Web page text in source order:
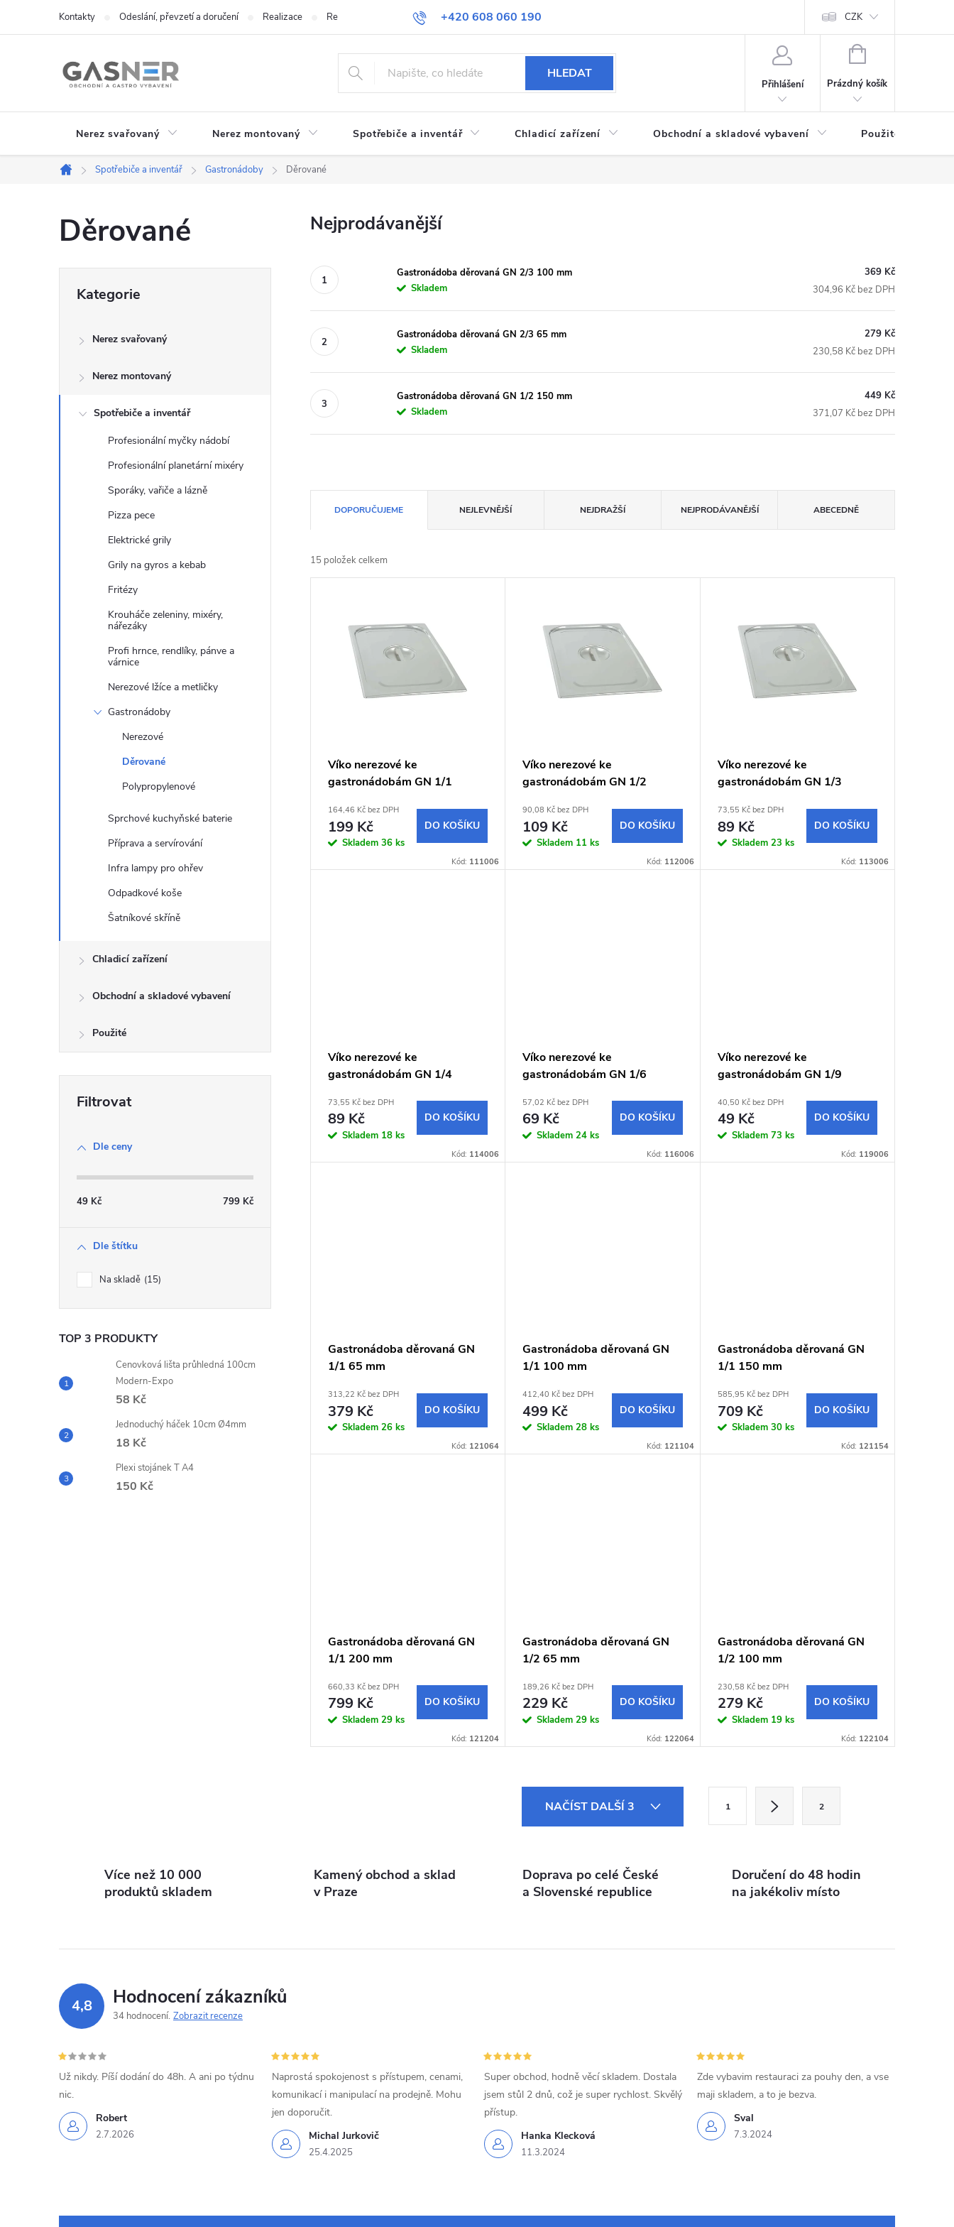
+420 608 060 190
Kontakty Odeslání, převzetí a doručení Realizace Reklamace a vrácení zboží Obchodní podmínky CZK
HLEDAT
Přihlášení
NÁKUPNÍ
Prázdný košík
Nerez svařovaný Nerez montovaný Spotřebiče a inventář Chladicí zařízení Obchodní a skladové vybavení Použité
Domů
Spotřebiče a inventář Gastronádoby Děrované
Děrované
t
kategorie
Kategorie
Nerez svařovaný
Nerez montovaný
Spotřebiče a inventář
Profesionální myčky nádobí
Profesionální planetární mixéry
Sporáky, vařiče a lázně
Pizza pece
Elektrické grily
Grily na gyros a kebab
Fritézy
Krouháče zeleniny, mixéry,
nářezáky
Profi hrnce, rendlíky, pánve a
várnice
Nerezové lžíce a metličky
Gastronádoby
Nerezové
Děrované
Polypropylenové
Sprchové kuchyňské baterie
Příprava a servírování
Infra lampy pro ohřev
Odpadkové koše
Šatníkové skříně
Chladicí zařízení
Obchodní a skladové vybavení
Použité
Dle ceny
49 Kč 799 Kč
Dle štítku
Na skladě 15
TOP 3 PRODUKTY
Cenovková lišta průhledná 100cm
Modern-Expo
58 Kč
Jednoduchý háček 10cm Ø4mm
18 Kč
Plexi stojánek T A4
150 Kč
Nejprodávanější
Gastronádoba děrovaná GN 2/3 100 mm
Skladem
369 Kč
304,96 Kč bez DPH
Gastronádoba děrovaná GN 2/3 65 mm
Skladem
279 Kč
230,58 Kč bez DPH
Gastronádoba děrovaná GN 1/2 150 mm
Skladem
449 Kč
371,07 Kč bez DPH
a
z
u
DOPORUČUJEME NEJLEVNĚJŠÍ NEJDRAŽŠÍ NEJPRODÁVANĚJŠÍ ABECEDNĚ
15 položek celkem
d
Víko nerezové ke
gastronádobám GN 1/1
164,46 Kč bez DPH
199 Kč
Skladem 36 ks
DO KOŠÍKU
Kód: 111006
Víko nerezové ke
gastronádobám GN 1/2
90,08 Kč bez DPH
109 Kč
Skladem 11 ks
DO KOŠÍKU
Kód: 112006
Víko nerezové ke
gastronádobám GN 1/3
73,55 Kč bez DPH
89 Kč
Skladem 23 ks
DO KOŠÍKU
Kód: 113006
Víko nerezové ke
gastronádobám GN 1/4
73,55 Kč bez DPH
89 Kč
Skladem 18 ks
DO KOŠÍKU
Kód: 114006
Víko nerezové ke
gastronádobám GN 1/6
57,02 Kč bez DPH
69 Kč
Skladem24 ks
DO KOŠÍKU
Kód: 116006
Víko nerezové ke
gastronádobám GN 1/9
40,50 Kč bez DPH
49 Kč
Skladem 73 ks
DO KOŠÍKU
Kód: 119006
Gastronádoba děrovaná GN
1/1 65 mm
313,22 Kč bez DPH
379 Kč
Skladem 26 ks
DO KOŠÍKU
Kód: 121064
Gastronádoba děrovaná GN
1/1 100 mm
412,40 Kč bez DPH
499 Kč
Skladem28 ks
DO KOŠÍKU
Kód: 121104
Gastronádoba děrovaná GN
1/1 150 mm
585,95 Kč bez DPH
709 Kč
Skladem 30 ks
DO KOŠÍKU
Kód: 121154
Gastronádoba děrovaná GN
1/1 200 mm
660,33 Kč bez DPH
799 Kč
Skladem 29 ks
DO KOŠÍKU
Kód: 121204
Gastronádoba děrovaná GN
1/2 65 mm
189,26 Kč bez DPH
229 Kč
Skladem29 ks
DO KOŠÍKU
Kód: 122064
Gastronádoba děrovaná GN
1/2 100 mm
230,58 Kč bez DPH
279 Kč
Skladem 19 ks
DO KOŠÍKU
Kód: 122104
á
a
r
v
k
y
NAČÍST DALŠÍ 3
v
1 2
Více než 10 000
produktů skladem
Kamený obchod a sklad
v Praze
Doprava po celé České
a Slovenské republice
Doručení do 48 hodin
na jakékoliv místo
4,8 Hodnocení zákazníků
34 hodnocení Zobrazit recenze
Robert
2.7.2026
Už nikdy. Píší dodání do 48h. A ani po týdnu
nic.
Michal Jurkovič
25.4.2025
Naprostá spokojenost s přístupem, cenami,
komunikací i manipulací na prodejně. Mohu
jen doporučit.
Hanka Klecková
11.3.2024
Super obchod, hodně věcí skladem. Dostala
jsem stůl 2 dnů, což je super rychlost. Skvělý
přístup.
Sval
7.3.2024
Zde vybavim restauraci za pouhy den, a vse
maji skladem, a to je bezva.